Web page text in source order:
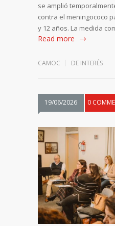
se amplió
contra el meningococo
y 12 años. La medida
Read more
CAMOC DE INTERÉS
19/06/2026 0